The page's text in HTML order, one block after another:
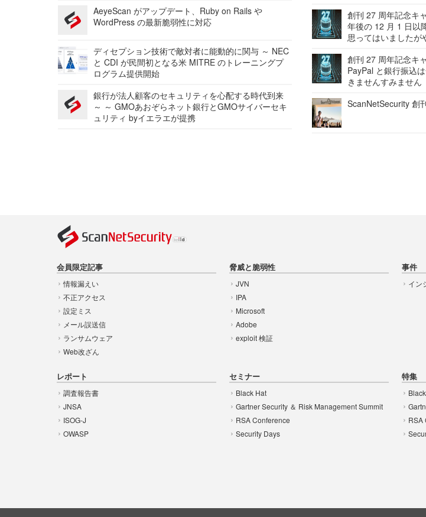
AeyeScan がアップデート、Ruby on Rails や
WordPress の最新脆弱性に対応
ディセプション技術で敵対者に能動的に関与 ～ NEC
と CDI が民間初となる米 MITRE のトレーニングプ
ログラム提供開始
銀行が法人顧客のセキュリティを心配する時代到来
～ ～ GMOあおぞらネット銀行とGMOサイバーセキ
ュリティ byイエラエが提携
創刊 27 周年記念キ
年後の 12 月 1 日以
思ってはいましたが
創刊 27 周年記念キ
PayPal と銀行振込
きませんすみません
ScanNetSecurity 創
会員限定記事
情報漏えい
不正アクセス
設定ミス
メール誤送信
ランサムウェア
Web改ざん
脅威と脆弱性
JVN
IPA
Microsoft
Adobe
exploit 検証
事件
イン
レポート
調査報告書
JNSA
ISOG-J
OWASP
セミナー
Black Hat
Gartner Security ＆ Risk Management Summit
RSA Conference
Security Days
特集
RSA